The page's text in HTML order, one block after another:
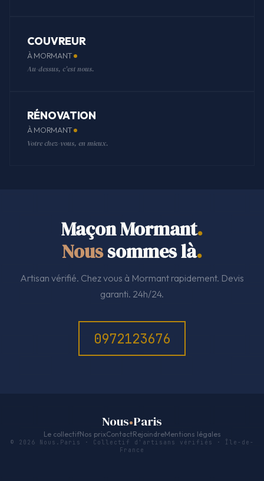
COUVREUR
À MORMANT
Au-dessus, c'est nous.
RÉNOVATION
À MORMANT
Votre chez-vous, en mieux.
Maçon Mormant.
Noussommes là.
Artisan vérifié. Chez vous à Mormant rapidement. Devis
garanti. 24h/24.
0972123676
Nous Paris
Le collectifNos prixContactRejoindreMentions légales
© 2026 Nous.Paris · Collectif d'artisans vérifiés · Île-de-
France